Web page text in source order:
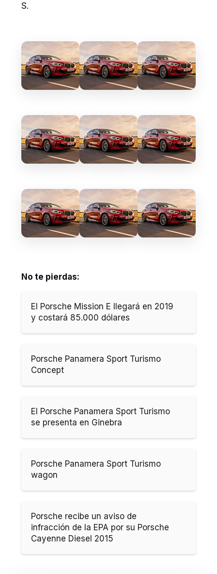
S.
No te pierdas:
El Porsche Mission E llegará en 2019
y costará 85.000 dólares
Porsche Panamera Sport Turismo
Concept
El Porsche Panamera Sport Turismo
se presenta en Ginebra
Porsche Panamera Sport Turismo
wagon
Porsche recibe un aviso de
infracción de la EPA por su Porsche
Cayenne Diesel 2015